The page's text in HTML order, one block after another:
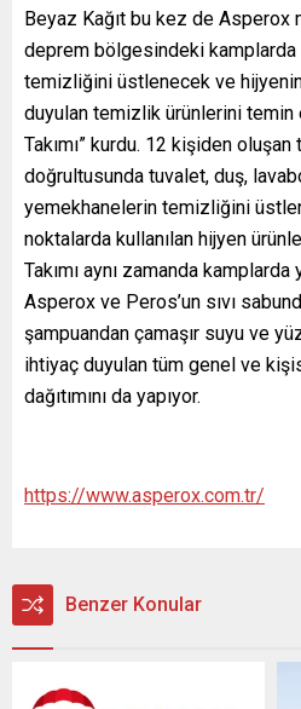
Beyaz Kağıt bu kez de Asperox
deprem bölgesindeki kamplarda
temizliğini üstlenecek ve hijyenin
duyulan temizlik ürünlerini temin
Takımı” kurdu. 12 kişiden
doğrultusunda tuvalet, duş,
yemekhanelerin temizliğini
noktalarda kullanılan hijyen
Takımı aynı zamanda
Asperox ve Peros’un sıvı
şampuandan çamaşır suyu ve
ihtiyaç duyulan tüm genel ve
dağıtımını da yapıyor.
https://www.asperox.com.tr/
Benzer Konular